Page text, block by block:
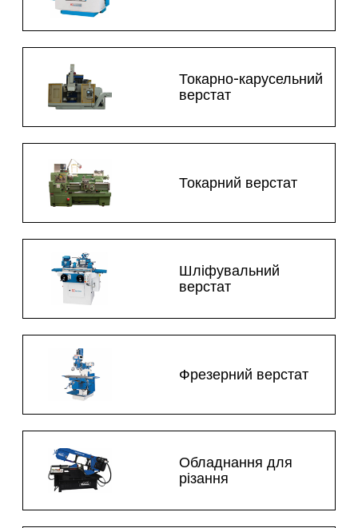
Токарно-карусельний
верстат
Токарний верстат
Шліфувальний
верстат
Фрезерний верстат
Обладнання для
різання